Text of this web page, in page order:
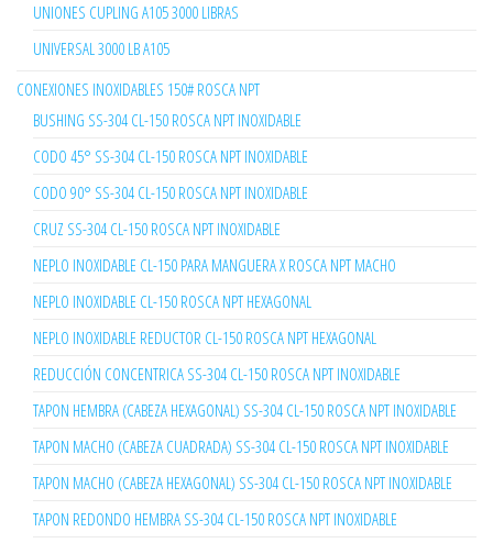
UNIONES CUPLING A105 3000 LIBRAS
UNIVERSAL 3000 LB A105
CONEXIONES INOXIDABLES 150# ROSCA NPT
BUSHING SS-304 CL-150 ROSCA NPT INOXIDABLE
CODO 45° SS-304 CL-150 ROSCA NPT INOXIDABLE
CODO 90° SS-304 CL-150 ROSCA NPT INOXIDABLE
CRUZ SS-304 CL-150 ROSCA NPT INOXIDABLE
NEPLO INOXIDABLE CL-150 PARA MANGUERA X ROSCA NPT MACHO
NEPLO INOXIDABLE CL-150 ROSCA NPT HEXAGONAL
NEPLO INOXIDABLE REDUCTOR CL-150 ROSCA NPT HEXAGONAL
REDUCCIÓN CONCENTRICA SS-304 CL-150 ROSCA NPT INOXIDABLE
TAPON HEMBRA (CABEZA HEXAGONAL) SS-304 CL-150 ROSCA NPT INOXIDABLE
TAPON MACHO (CABEZA CUADRADA) SS-304 CL-150 ROSCA NPT INOXIDABLE
TAPON MACHO (CABEZA HEXAGONAL) SS-304 CL-150 ROSCA NPT INOXIDABLE
TAPON REDONDO HEMBRA SS-304 CL-150 ROSCA NPT INOXIDABLE